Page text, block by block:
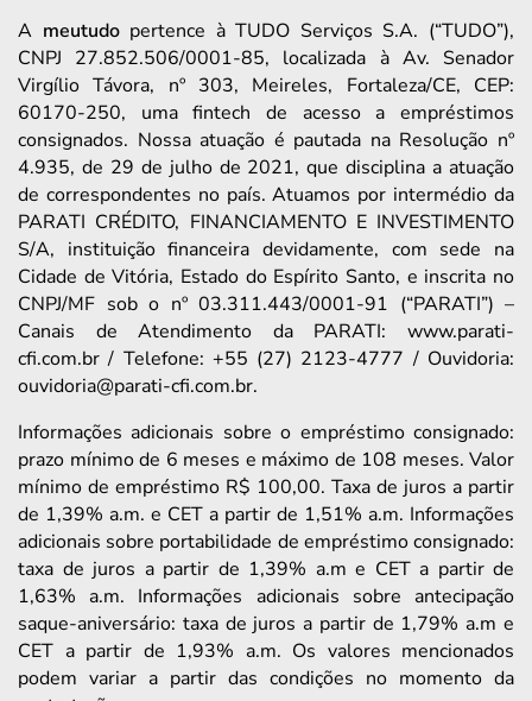
A meutudopertence à TUDO Serviços S.A. (“TUDO”),
CNPJ 27.852.506/0001-85, localizada à Av. Senador
Virgílio Távora, nº 303, Meireles, Fortaleza/CE, CEP:
60170-250, uma fintech de acesso a empréstimos
consignados. Nossa atuação é pautada na Resolução nº
4.935, de 29 de julho de 2021, que disciplina a atuação
de correspondentes no país. Atuamos por intermédio da
PARATI CRÉDITO, FINANCIAMENTO E INVESTIMENTO
S/A, instituição financeira devidamente, com sede na
Cidade de Vitória, Estado do Espírito Santo, e inscrita no
CNPJ/MF sob o nº 03.311.443/0001-91 (“PARATI”) –
Canais de Atendimento da PARATI: www.parati-
cfi.com.br / Telefone: +55 (27) 2123-4777 / Ouvidoria:
ouvidoria@parati-cfi.com.br.
Informações adicionais sobre o empréstimo consignado:
prazo mínimo de 6 meses e máximo de 108 meses. Valor
mínimo de empréstimo R$ 100,00. Taxa de juros a partir
de 1,39% a.m. e CET a partir de 1,51% a.m. Informações
adicionais sobre portabilidade de empréstimo consignado:
taxa de juros a partir de 1,39% a.m e CET a partir de
1,63% a.m. Informações adicionais sobre antecipação
saque-aniversário: taxa de juros a partir de 1,79% a.m e
CET a partir de 1,93% a.m. Os valores mencionados
podem variar a partir das condições no momento da